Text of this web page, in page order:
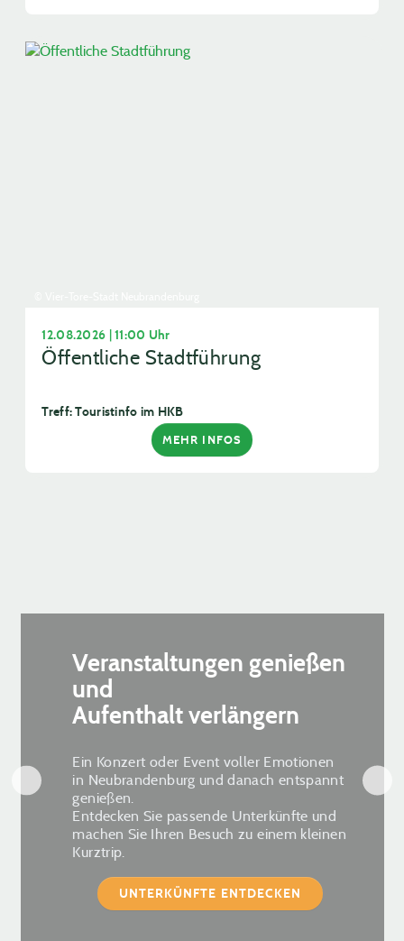
12.08.2026 | 11:00 Uhr
Öffentliche Stadtführung
Treff: Touristinfo im HKB
MEHR INFOS
Veranstaltungen genießen
und
Aufenthalt verlängern
Ein Konzert oder Event voller Emotionen
in Neubrandenburg und danach entspannt
genießen.
Entdecken Sie passende Unterkünfte und
machen Sie Ihren Besuch zu einem kleinen
Kurztrip.
UNTERKÜNFTE ENTDECKEN